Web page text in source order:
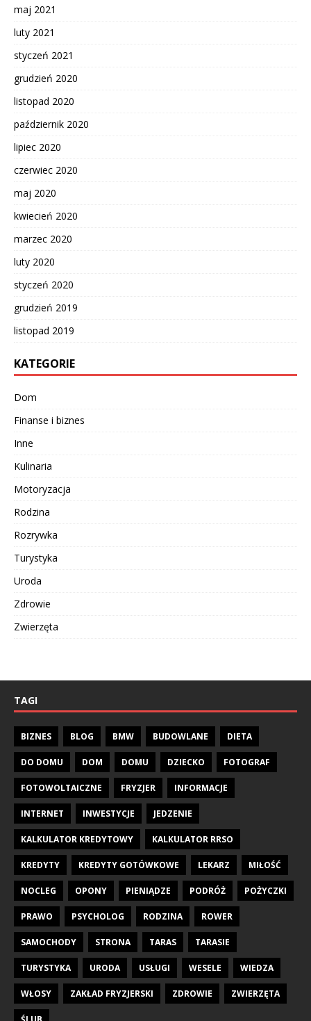
maj 2021
luty 2021
styczeń 2021
grudzień 2020
listopad 2020
październik 2020
lipiec 2020
czerwiec 2020
maj 2020
kwiecień 2020
marzec 2020
luty 2020
styczeń 2020
grudzień 2019
listopad 2019
KATEGORIE
Dom
Finanse i biznes
Inne
Kulinaria
Motoryzacja
Rodzina
Rozrywka
Turystyka
Uroda
Zdrowie
Zwierzęta
TAGI
BIZNES BLOG BMW BUDOWLANE DIETA
DO DOMU DOM DOMU DZIECKO FOTOGRAF
FOTOWOLTAICZNE FRYZJER INFORMACJE
INTERNET INWESTYCJE JEDZENIE
KALKULATOR KREDYTOWY KALKULATOR RRSO
KREDYTY KREDYTY GOTÓWKOWE LEKARZ MIŁOŚĆ
NOCLEG OPONY PIENIĄDZE PODRÓŻ POŻYCZKI
PRAWO PSYCHOLOG RODZINA ROWER
SAMOCHODY STRONA TARAS TARASIE
TURYSTYKA URODA USŁUGI WESELE WIEDZA
WŁOSY ZAKŁAD FRYZJERSKI ZDROWIE ZWIERZĘTA